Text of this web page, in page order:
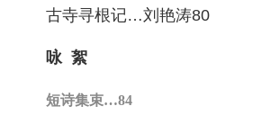
古寺寻根记…刘艳涛80
咏 絮
短诗集束…84